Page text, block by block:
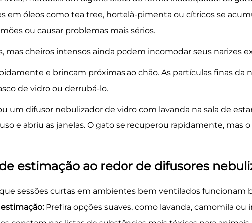
em óleos como tea tree, hortelã-pimenta ou cítricos se
ou causar problemas mais sérios.
mas cheiros intensos ainda podem incomodar seus narizes
e brincam próximas ao chão. As partículas finas da
de vidro ou derrubá-lo.
um difusor nebulizador de vidro com lavanda na sala de
e abriu as janelas. O gato se recuperou rapidamente, mas
estimação ao redor de difusores
sessões curtas em ambientes bem ventilados funcionam
Prefira opções suaves, como lavanda, camomila ou